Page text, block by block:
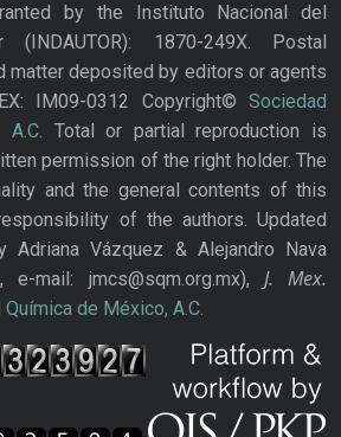
by the Instituto Nacional del
1870-249X. Postal
matter deposited by editors or agents
IM09-0312 Copyright© Sociedad
Total or partial reproduction is
permission of the right holder. The
and the general contents of this
of the authors. Updated
Adriana Vázquez & Alejandro Nava
mail: jmcs@sqm.org.mx), J. Mex.
de México, A.C.